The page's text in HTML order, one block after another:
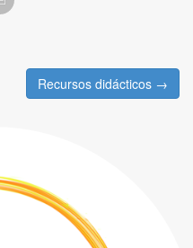
Recursos didácticos →